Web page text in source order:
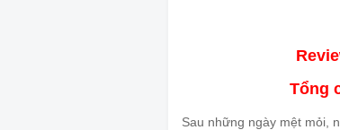
Tổng
Sau những ngày mệt mỏi,